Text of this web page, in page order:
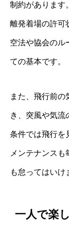
制約があります
離発着場の許可
空法や協会のル
ての基本です。
また、飛行前の
き、突風や気流
条件では飛行を
メンテナンス
も怠ってはいけ
一人で楽